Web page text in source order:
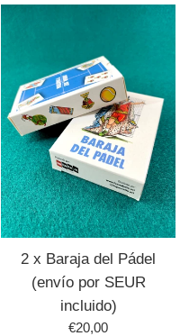
2 x Baraja del Pádel
(envío por SEUR
incluido)
Precio
€20,00